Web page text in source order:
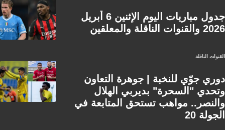
جدول مباريات اليوم الإثنين 6 أبريل
2026 والقنوات الناقلة والمعلقين
القنوات الناقلة
دوري جوّي للنخبة | جوهرة التعاون
وتحدي "السحرة" بديربي الهلال
والنصر.. مواهب تستحق المتابعة في
الجولة 20